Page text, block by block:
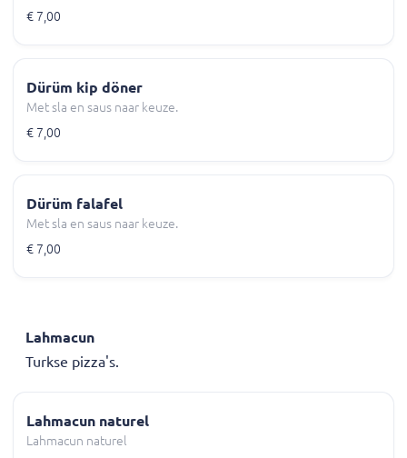
€ 7,00
Dürüm kip döner
Met sla en saus naar keuze.
€ 7,00
Dürüm falafel
Met sla en saus naar keuze.
€ 7,00
Lahmacun
Turkse pizza's.
Lahmacun naturel
Lahmacun naturel